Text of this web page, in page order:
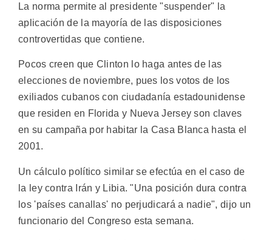
La norma permite al presidente "suspender" la
aplicación de la mayoría de las disposiciones
controvertidas que contiene.
Pocos creen que Clinton lo haga antes de las
elecciones de noviembre, pues los votos de los
exiliados cubanos con ciudadanía estadounidense
que residen en Florida y Nueva Jersey son claves
en su campaña por habitar la Casa Blanca hasta el
2001.
Un cálculo político similar se efectúa en el caso de
la ley contra Irán y Libia. "Una posición dura contra
los 'países canallas' no perjudicará a nadie", dijo un
funcionario del Congreso esta semana.